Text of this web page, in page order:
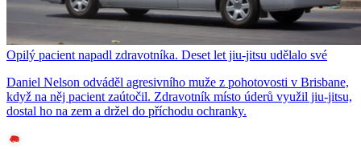
Opilý pacient napadl zdravotníka. Deset let jiu-jitsu udělalo své
Daniel Nelson odváděl agresivního muže z pohotovosti v Brisbane,
když na něj pacient zaútočil. Zdravotník místo úderů využil jiu-jitsu,
dostal ho na zem a držel do příchodu ochranky.